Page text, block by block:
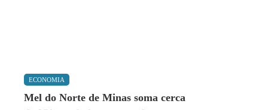
ECONOMIA
Mel do Norte de Minas soma cerca